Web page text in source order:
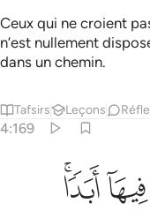
Ceux qui ne croient
n’est nullement
dans un chemin.
Tafsirs Leçons
4:169
يسيرا ١٦٩
عَلَى ٱللَّهِ يَسِيرًۭا ١٦٩
ﲭﲮﲯ